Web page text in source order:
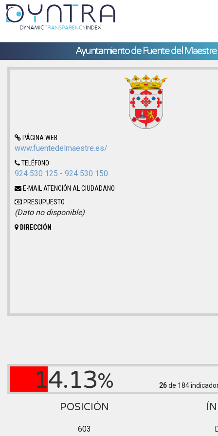
Ayuntamiento de Fuente del Maestre
PÁGINA WEB
www.fuentedelmaestre.es/
TELÉFONO
924 530 125 - 924 530 150
E-MAIL ATENCIÓN AL CIUDADANO
PRESUPUESTO
(Dato no disponible)
DIRECCIÓN
14.13% 26de 184
POSICIÓN
603